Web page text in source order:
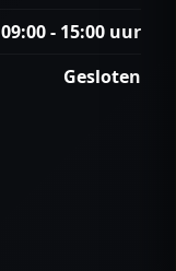
09:00 - 15:00 uur
Gesloten